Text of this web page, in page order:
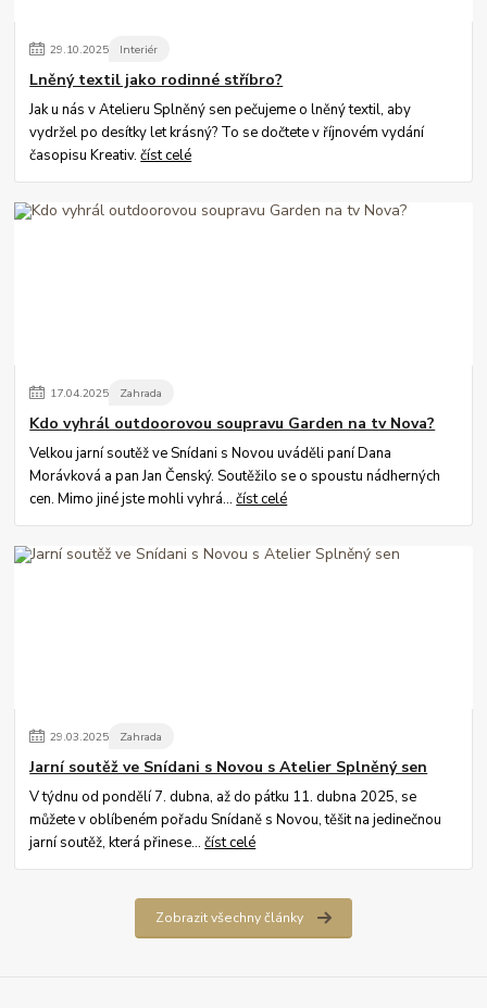
29.10.2025 Interiér
Lněný textil jako rodinné stříbro?
Jak u nás v Atelieru Splněný sen pečujeme o lněný textil, aby
vydržel po desítky let krásný? To se dočtete v říjnovém vydání
časopisu Kreativ.číst celé
17.04.2025 Zahrada
Kdo vyhrál outdoorovou soupravu Garden na tv Nova?
Velkou jarní soutěž ve Snídani s Novou uváděli paní Dana
Morávková a pan Jan Čenský. Soutěžilo se o spoustu nádherných
cen. Mimo jiné jste mohli vyhrá...číst celé
29.03.2025 Zahrada
Jarní soutěž ve Snídani s Novou s Atelier Splněný sen
V týdnu od pondělí 7. dubna, až do pátku 11. dubna 2025, se
můžete v oblíbeném pořadu Snídaně s Novou, těšit na jedinečnou
jarní soutěž, která přinese...číst celé
Zobrazit všechny články